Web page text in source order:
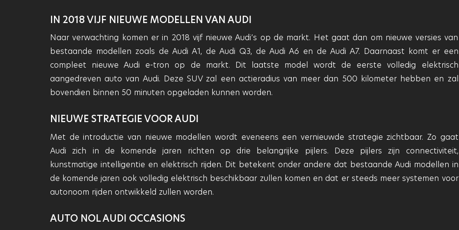
IN 2018 VIJF NIEUWE MODELLEN VAN AUDI
Naar verwachting komen er in 2018 vijf nieuwe Audi’s op de markt. Het gaat dan om nieuwe versies van
bestaande modellen zoals de Audi A1, de Audi Q3, de Audi A6 en de Audi A7. Daarnaast komt er een
compleet nieuwe Audi e-tron op de markt. Dit laatste model wordt de eerste volledig elektrisch
aangedreven auto van Audi. Deze SUV zal een actieradius van meer dan 500 kilometer hebben en zal
bovendien binnen 50 minuten opgeladen kunnen worden.
NIEUWE STRATEGIE VOOR AUDI
Met de introductie van nieuwe modellen wordt eveneens een vernieuwde strategie zichtbaar. Zo gaat
Audi zich in de komende jaren richten op drie belangrijke pijlers. Deze pijlers zijn connectiviteit,
kunstmatige intelligentie en elektrisch rijden. Dit betekent onder andere dat bestaande Audi modellen in
de komende jaren ook volledig elektrisch beschikbaar zullen komen en dat er steeds meer systemen voor
autonoom rijden ontwikkeld zullen worden.
AUTO NOL AUDI OCCASIONS